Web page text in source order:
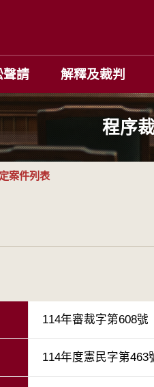
聲請 解釋及裁判
程序
案件列表
114年審裁字第608號
114年度憲民字第463